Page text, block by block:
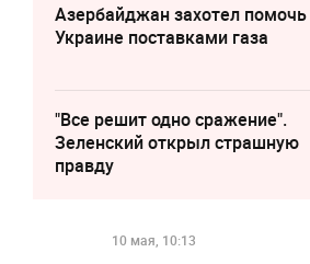
Азербайджан захотел помочь
Украине поставками газа
"Все решит одно сражение".
Зеленский открыл страшную
правду
10 мая, 10:13